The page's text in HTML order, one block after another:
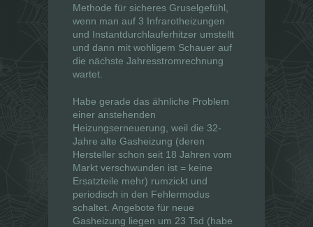
f
n
e
)
f
n
e
t
)
Methode für sicheres Gruselgefühl,
wenn man auf 3 Infrarotheizungen
und Instantdurchlauferhitzer umstellt
und dann mit wohligem Schauer auf
die nächste Jahresstromrechnung
wartet.
Habe gerade das ähnliche Problem
einer anstehenden
Heizungserneuerung, weil die 32-
Jahre alte Gasheizung (deren
Hersteller schon seit 18 Jahren vom
Markt verschwunden ist = keine
Ersatzteile mehr) rumzickt und
periodisch in den Fehlermodus
schaltet. Angebote für neue
Gasheizung liegen um 23 Tsd (habe